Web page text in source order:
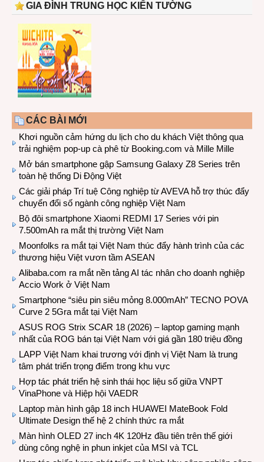
GIA ĐÌNH TRUNG HỌC KIẾN TƯỜNG
CÁC BÀI MỚI
Khơi nguồn cảm hứng du lịch cho du khách Việt thông qua
trải nghiệm pop-up cà phê từ Booking.com và Mille Mille
Mở bán smartphone gập Samsung Galaxy Z8 Series trên
toàn hệ thống Di Động Việt
Các giải pháp Trí tuệ Công nghiệp từ AVEVA hỗ trợ thúc đẩy
chuyển đổi số ngành công nghiệp Việt Nam
Bộ đôi smartphone Xiaomi REDMI 17 Series với pin
7.500mAh ra mắt thị trường Việt Nam
Moonfolks ra mắt tại Việt Nam thúc đẩy hành trình của các
thương hiệu Việt vươn tầm ASEAN
Alibaba.com ra mắt nền tảng AI tác nhân cho doanh nghiệp
Accio Work ở Việt Nam
Smartphone “siêu pin siêu mỏng 8.000mAh” TECNO POVA
Curve 2 5Gra mắt tại Việt Nam
ASUS ROG Strix SCAR 18 (2026) – laptop gaming mạnh
nhất của ROG bán tại Việt Nam với giá gần 180 triệu đồng
LAPP Việt Nam khai trương với định vị Việt Nam là trung
tâm phát triển trọng điểm trong khu vực
Hợp tác phát triển hệ sinh thái học liệu số giữa VNPT
VinaPhone và Hiệp hội VAEDR
Laptop màn hình gập 18 inch HUAWEI MateBook Fold
Ultimate Design thế hệ 2 chính thức ra mắt
Màn hình OLED 27 inch 4K 120Hz đầu tiên trên thế giới
dùng công nghệ in phun inkjet của MSI và TCL